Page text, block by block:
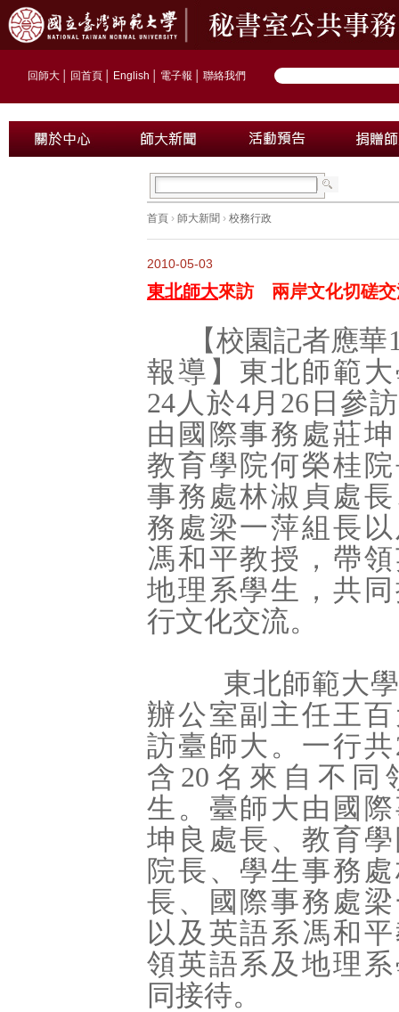
回師大 回首頁 English 電子報 聯絡我們
首頁 › 師大新聞 › 校務行政
2010-05-03
東北師大來訪 兩岸文化切磋交
【校園記者應華
報導】 東北師範
24人於4月26日參
由國際事務處莊
教育學院何榮桂
事務處林淑貞處
務處梁一萍組長
馮和平教授，帶
地理系學生，共
行文化交流。
東北師範大學
辦公室副主任王
訪臺師大。一行共
含 20 名來自不同
生。臺師大由國
坤良處長、教育
院長、學生事務
長、國際事務處
以及英語系馮和平
領英語系及地理
同接待。